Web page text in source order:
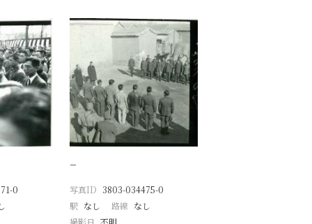
0
−
写真ID 3803-034475-0
駅 なし 路線 なし
撮影日 不明